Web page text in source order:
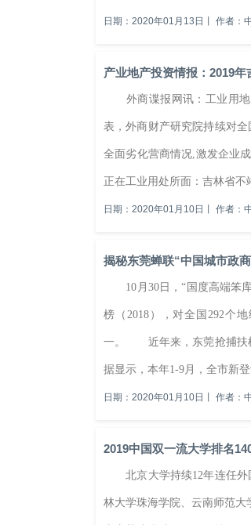
日期：2020年01月13日 作者：
产业地产投资情报：2019
外商谍报网讯：工业用地
表，外商财产研究院持续对
全面劣化营商情况,激发企业
正在工业用处所面：吉林省
日期：2020年01月10日 作者：
揭秘东莞蝉联“中国城市政
10月30日，“国度高端笨库
榜（2018），对全国292个
一。 近年来，东莞抢捕扶植
据显示，本年1-9月，全市新
日期：2020年01月10日 作者：
2019中国双一流大学排名
北京大学持续12年连任外国
林大学珠海学院、云南师范大